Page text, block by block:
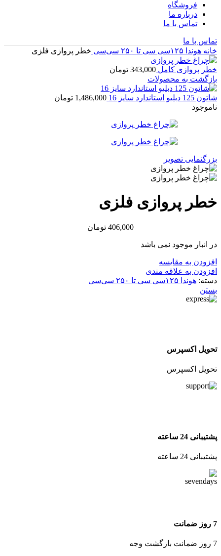
فروشگاه
درباره ما
تماس با ما
تماس با ما
خانه هوندا ۱۲۵سی سی تا ۲۵۰ سی‌سی خطر پروازی فلزی
خطر پروازی کامل 343,000 تومان
بازگشت به محصولات
شاتون 125 دبلیو استاندارد سایز 16 1,486,000 تومان
ناموجود
بزرگنمایی تصویر
خطر پروازی فلزی
406,000 تومان
در انبار موجود نمی باشد
افزودن به مقایسه
افزودن به علاقه مندی
دسته: هوندا ۱۲۵سی سی تا ۲۵۰ سی‌سی
بستن
تحویل اکسپرس
تحویل اکسپرس
پشتیبانی 24 ساعته
پشتیبانی 24 ساعته
7 روز ضمانت
7 روز ضمانت بازگشت وجه